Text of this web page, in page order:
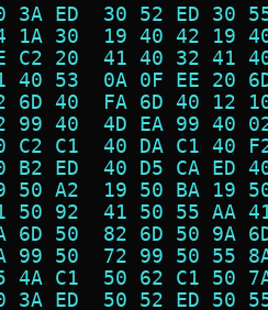
3A ED  30 52 ED 30
1A 30  19 40 42 19
C2 20  41 40 32 41
40 53  0A 0F EE 20
6D 40  FA 6D 40 12
99 40  4D EA 99 40
C2 C1  40 DA C1 40
B2 ED  40 D5 CA ED
50 A2  19 50 BA 19
50 92  41 50 55 AA
6D 50  82 6D 50 9A
99 50  72 99 50 55
4A C1  50 62 C1 50
3A ED  50 52 ED 50